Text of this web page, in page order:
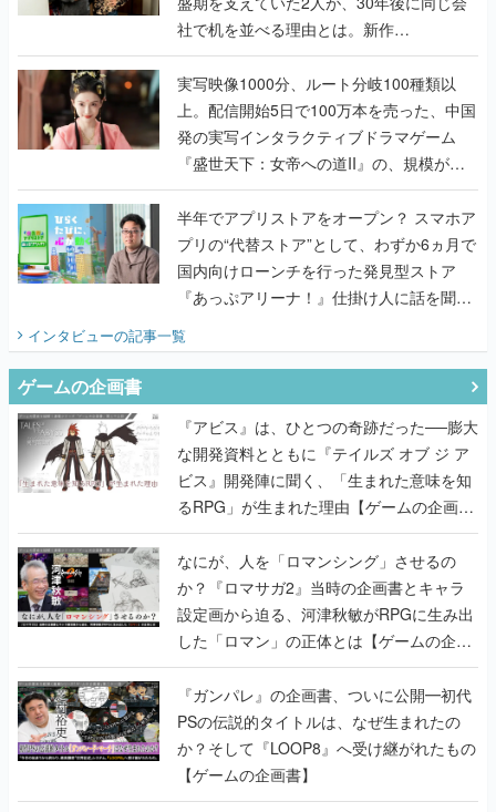
社で机を並べる理由とは。新作
『TATSUJIN EXTREME』で初タッグを組
んだレジェンド2人に訊く開発秘話
実写映像1000分、ルート分岐100種類以
上。配信開始5日で100万本を売った、中国
発の実写インタラクティブドラマゲーム
『盛世天下：女帝への道II』の、規模が違
うこだわりをプロデューサーに聞いた
半年でアプリストアをオープン？ スマホア
プリの“代替ストア”として、わずか6ヵ月で
国内向けローンチを行った発見型ストア
『あっぷアリーナ！』仕掛け人に話を聞い
てみた
インタビューの記事一覧
ゲームの企画書
『アビス』は、ひとつの奇跡だった──膨大
な開発資料とともに『テイルズ オブ ジ ア
ビス』開発陣に聞く、「生まれた意味を知
るRPG」が生まれた理由【ゲームの企画
書】
なにが、人を「ロマンシング」させるの
か？『ロマサガ2』当時の企画書とキャラ
設定画から迫る、河津秋敏がRPGに生み出
した「ロマン」の正体とは【ゲームの企画
書】
『ガンパレ』の企画書、ついに公開━初代
PSの伝説的タイトルは、なぜ生まれたの
か？そして『LOOP8』へ受け継がれたもの
【ゲームの企画書】